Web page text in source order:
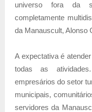
universo fora da
completamente
da Manauscult, Alonso
A expectativa é
todas as
empresários do setor
municipais,
servidores da